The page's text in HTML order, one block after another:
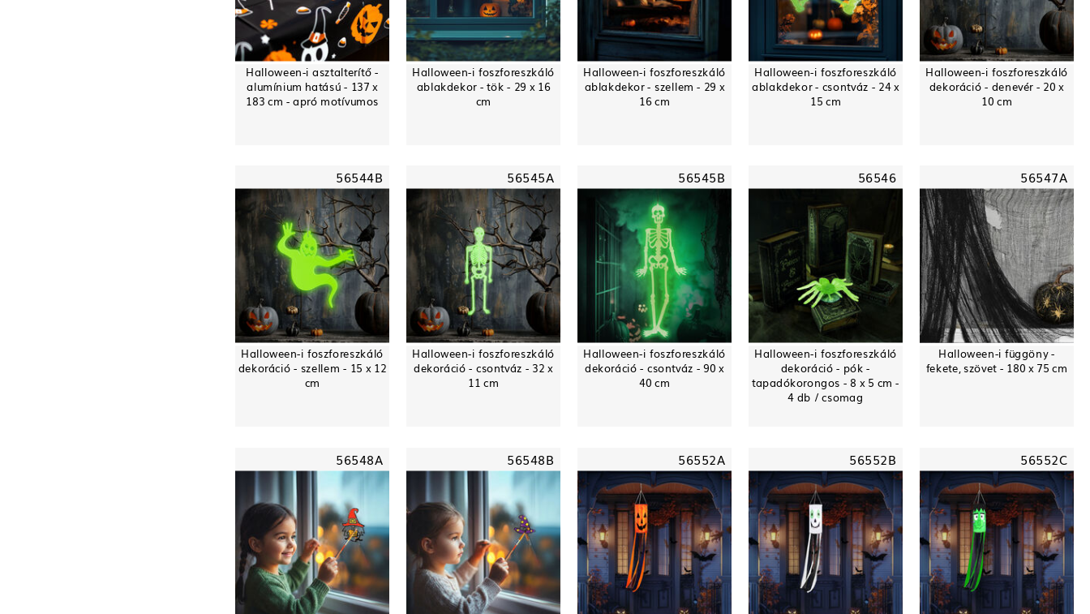
Halloween-i asztalterítő -
alumínium hatású - 137 x
183 cm - apró motívumos
Halloween-i foszforeszkáló
ablakdekor - tök - 29 x 16
cm
Halloween-i foszforeszkáló
ablakdekor - szellem - 29 x
16 cm
Halloween-i foszforeszkáló
ablakdekor - csontváz - 24 x
15 cm
Halloween-i foszforeszkáló
dekoráció - denevér - 20 x
10 cm
56544B
Halloween-i foszforeszkáló
dekoráció - szellem - 15 x 12
cm
56545A
Halloween-i foszforeszkáló
dekoráció - csontváz - 32 x
11 cm
56545B
Halloween-i foszforeszkáló
dekoráció - csontváz - 90 x
40 cm
56546
Halloween-i foszforeszkáló
dekoráció - pók -
tapadókorongos - 8 x 5 cm -
4 db / csomag
56547A
Halloween-i függöny -
fekete, szövet - 180 x 75 cm
56548A 56548B 56552A 56552B 56552C